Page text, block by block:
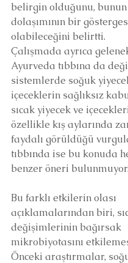
belirgin olduğunu, bunun
dolaşımının bir
olabileceğini belirtti.
Çalışmada ayrıca
Ayurveda tıbbına da
sistemlerde soğuk
içeceklerin sağlıksız
sıcak yiyecek ve
özellikle kış aylarında
faydalı görüldüğü
tıbbında ise bu konuda
benzer öneri bulunmuyor.
Bu farklı etkilerin olası
açıklamalarından biri,
değişimlerinin bağırsak
mikrobiyotasını
Önceki araştırmalar,